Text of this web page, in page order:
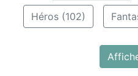
Héros (102)